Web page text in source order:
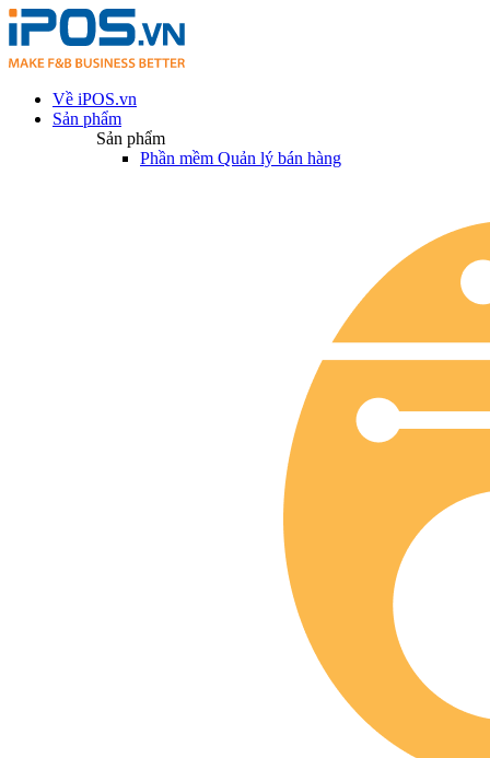
Về iPOS.vn
Sản phẩm
Sản phẩm
Phần mềm Quản lý bán hàng